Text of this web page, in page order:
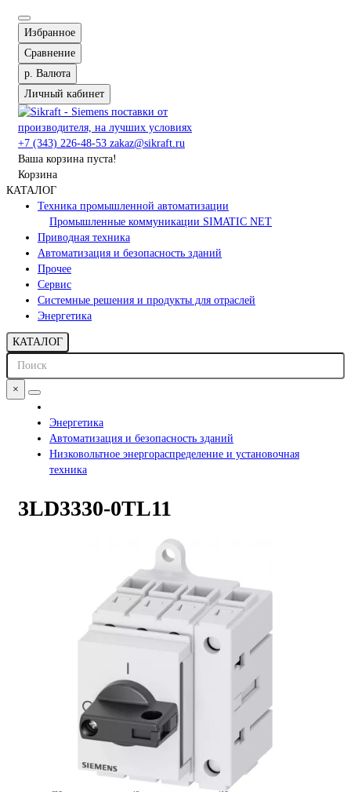
Избранное
Сравнение
р. Валюта
Личный кабинет
+7 (343) 226-48-53 zakaz@sikraft.ru
Ваша корзина пуста!
Корзина
КАТАЛОГ
Техника промышленной автоматизации
Промышленные коммуникации SIMATIC NET
Приводная техника
Автоматизация и безопасность зданий
Прочее
Сервис
Системные решения и продукты для отраслей
Энергетика
КАТАЛОГ
×
Энергетика
Автоматизация и безопасность зданий
Низковольтное энергораспределение и установочная
техника
3LD3330-0TL11